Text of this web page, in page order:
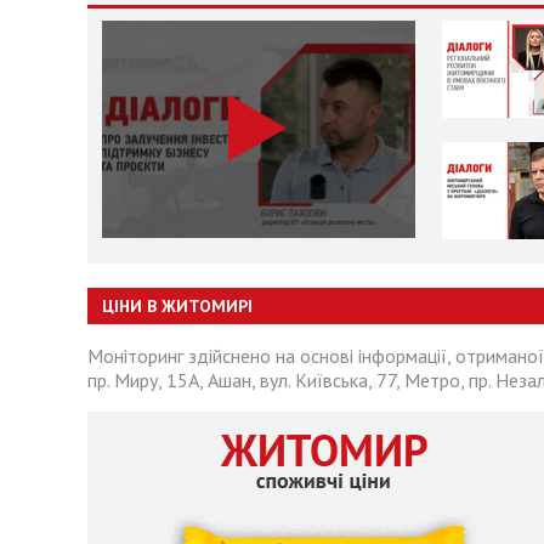
ЦІНИ В ЖИТОМИРІ
Моніторинг здійснено на основі інформації,
пр. Миру, 15А, Ашан, вул. Київська, 77, Метро, пр.